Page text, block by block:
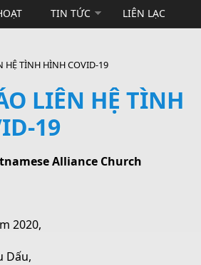
TIN TỨC LIÊN LẠC
HỆ TÌNH HÌNH COVID-19
LIÊN HỆ TÌNH
19
Alliance Church
2020,
Dấu,